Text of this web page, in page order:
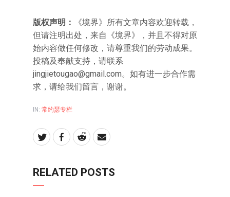
版权声明：
《境界》所有文章内容欢迎转载，
但请注明出处，来自《境界》，并且不得对原
始内容做任何修改，请尊重我们的劳动成果。
投稿及奉献支持，请联系
jingjietougao@gmail.com。如有进一步合作需
求，请给我们留言，谢谢。
IN: 常约瑟专栏
RELATED POSTS